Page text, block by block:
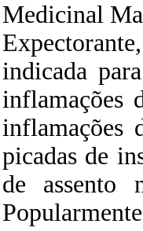
Medicinal
indicada
inflamações
inflamações
picadas de
de assento